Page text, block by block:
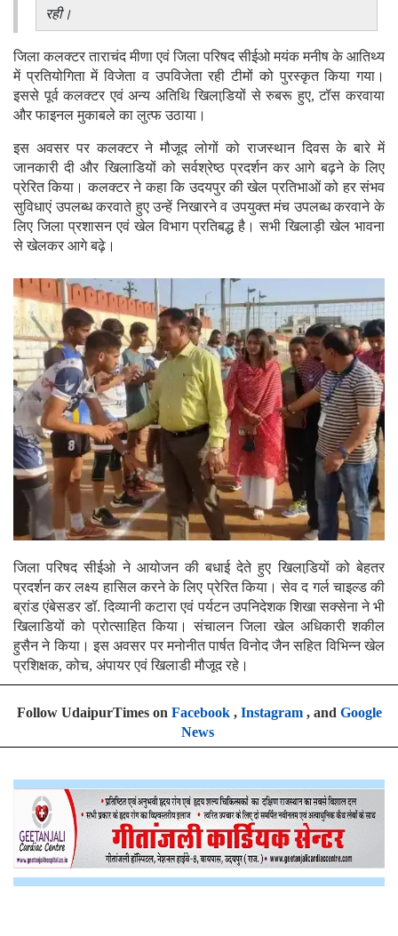
रही।
जिला कलक्टर ताराचंद मीणा एवं जिला परिषद सीईओ मयंक मनीष के आतिथ्य
में प्रतियोगिता में विजेता व उपविजेता रही टीमों को पुरस्कृत किया गया।
इससे पूर्व कलक्टर एवं अन्य अतिथि खिलाडि़यों से रुबरू हुए, टॉस करवाया
और फाइनल मुकाबले का लुत्फ उठाया।
इस अवसर पर कलक्टर ने मौजूद लोगों को राजस्थान दिवस के बारे में
जानकारी दी और खिलाडियों को सर्वश्रेष्ठ प्रदर्शन कर आगे बढ़ने के लिए
प्रेरित किया। कलक्टर ने कहा कि उदयपुर की खेल प्रतिभाओं को हर संभव
सुविधाएं उपलब्ध करवाते हुए उन्हें निखारने व उपयुक्त मंच उपलब्ध करवाने के
लिए जिला प्रशासन एवं खेल विभाग प्रतिबद्ध है। सभी खिलाड़ी खेल भावना
से खेलकर आगे बढ़े।
जिला परिषद सीईओ ने आयोजन की बधाई देते हुए खिलाडि़यों को बेहतर
प्रदर्शन कर लक्ष्य हासिल करने के लिए प्रेरित किया। सेव द गर्ल चाइल्ड की
ब्रांड एंबेसडर डॉ. दिव्यानी कटारा एवं पर्यटन उपनिदेशक शिखा सक्सेना ने भी
खिलाडियों को प्रोत्साहित किया। संचालन जिला खेल अधिकारी शकील
हुसैन ने किया। इस अवसर पर मनोनीत पार्षत विनोद जैन सहित विभिन्न खेल
प्रशिक्षक, कोच, अंपायर एवं खिलाडी मौजूद रहे।
Follow UdaipurTimes on Facebook, Instagram, and Google
News